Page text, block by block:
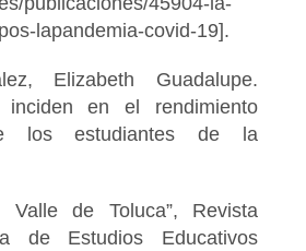
lapandemia-covid-19].
Elizabeth Guadalupe.
inciden en el rendimiento
los estudiantes de la
Valle de Toluca”, Revista
de Estudios Educativos